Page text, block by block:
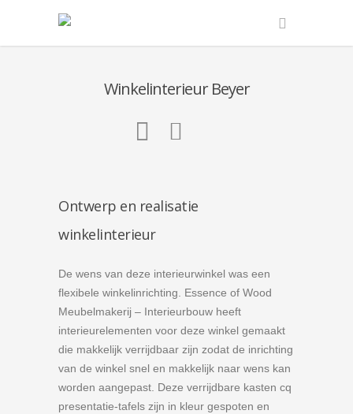
Winkelinterieur Beyer
Ontwerp en realisatie
winkelinterieur
De wens van deze interieurwinkel was een
flexibele winkelinrichting. Essence of Wood
Meubelmakerij – Interieurbouw heeft
interieurelementen voor deze winkel gemaakt
die makkelijk verrijdbaar zijn zodat de inrichting
van de winkel snel en makkelijk naar wens kan
worden aangepast. Deze verrijdbare kasten cq
presentatie-tafels zijn in kleur gespoten en